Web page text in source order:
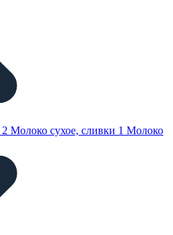
2 Молоко сухое, сливки 1 Молоко